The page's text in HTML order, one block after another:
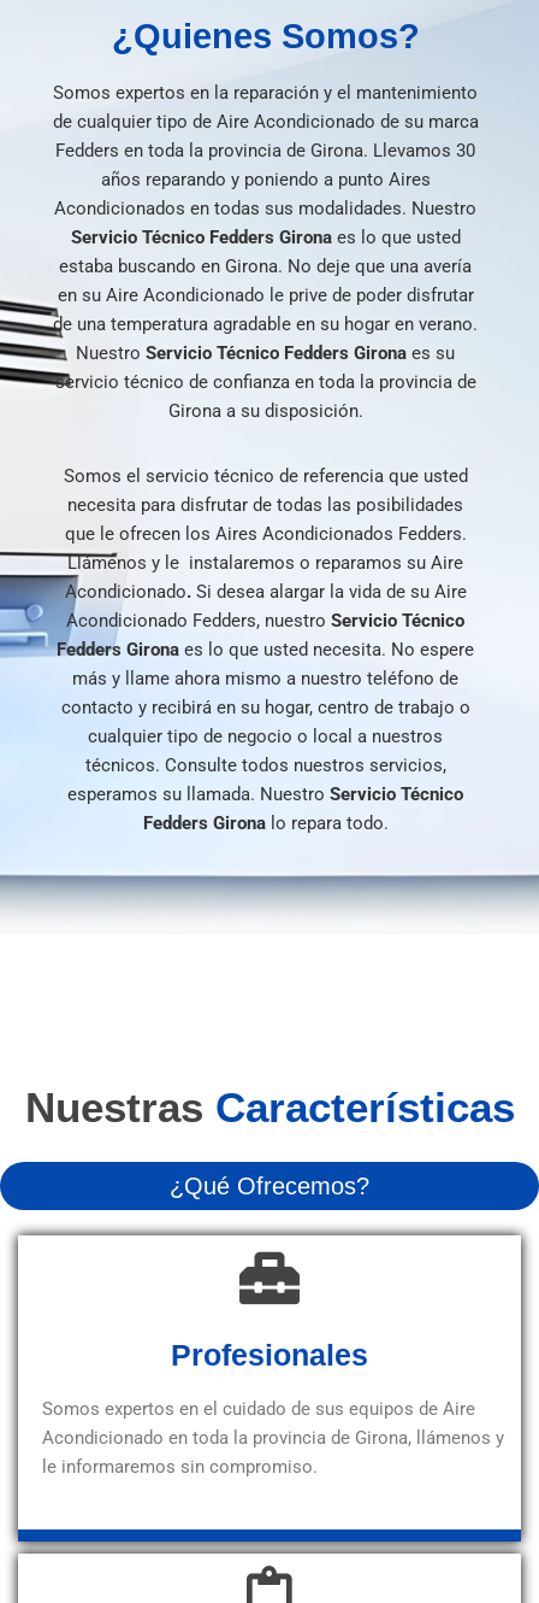
¿Quienes Somos?
Somos expertos en la reparación y el mantenimiento
de cualquier tipo de Aire Acondicionado de su marca
Fedders en toda la provincia de Girona. Llevamos 30
años reparando y poniendo a punto Aires
Acondicionados en todas sus modalidades. Nuestro
Servicio Técnico Fedders Gironaes lo que usted
estaba buscando en Girona. No deje que una avería
en su Aire Acondicionado le prive de poder disfrutar
de una temperatura agradable en su hogar en verano.
Nuestro Servicio Técnico Fedders Girona es su
servicio técnico de confianza en toda la provincia de
Girona a su disposición.
Somos el servicio técnico de referencia que usted
necesita para disfrutar de todas las posibilidades
que le ofrecen los Aires Acondicionados Fedders.
Llámenos y le instalaremos o reparamos su Aire
Acondicionado.Si desea alargar la vida de su Aire
Acondicionado Fedders, nuestro Servicio Técnico
Fedders Girona es lo que usted necesita. No espere
más y llame ahora mismo a nuestro teléfono de
contacto y recibirá en su hogar, centro de trabajo o
cualquier tipo de negocio o local a nuestros
técnicos. Consulte todos nuestros servicios,
esperamos su llamada. Nuestro Servicio Técnico
Fedders Gironalo repara todo.
Nuestras Características
¿Qué Ofrecemos?
Profesionales
Somos expertos en el cuidado de sus equipos de Aire
Acondicionado en toda la provincia de Girona, llámenos y
le informaremos sin compromiso.